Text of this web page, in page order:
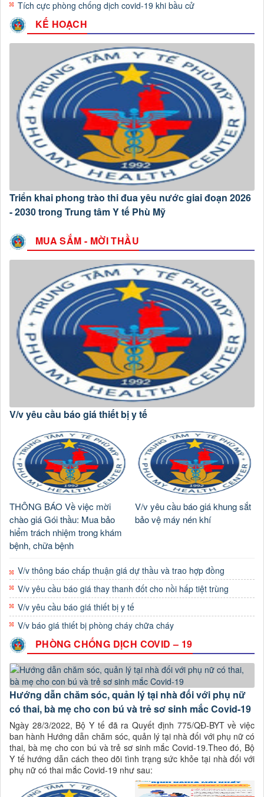
Tích cực phòng chống dịch covid-19 khi bầu cử
KẾ HOẠCH
Triển khai phong trào thi đua yêu nước giai đoạn 2026
- 2030 trong Trung tâm Y tế Phù Mỹ
MUA SẮM - MỜI THẦU
V/v yêu cầu báo giá thiết bị y tế
THÔNG BÁO Về việc mời
chào giá Gói thầu: Mua bảo
hiểm trách nhiệm trong khám
bệnh, chữa bệnh
V/v yêu cầu báo giá khung sắt
bảo vệ máy nén khí
V/v thông báo chấp thuận giá dự thầu và trao hợp đồng
V/v yêu cầu báo giá thay thanh đốt cho nồi hấp tiệt trùng
V/v yêu cầu báo giá thiết bị y tế
V/v báo giá thiết bị phòng cháy chữa cháy
PHÒNG CHỐNG DỊCH COVID – 19
Hướng dẫn chăm sóc, quản lý tại nhà đối với phụ nữ
có thai, bà mẹ cho con bú và trẻ sơ sinh mắc Covid-19
Ngày 28/3/2022, Bộ Y tế đã ra Quyết định 775/QĐ-BYT về việc
ban hành Hướng dẫn chăm sóc, quản lý tại nhà đối với phụ nữ có
thai, bà mẹ cho con bú và trẻ sơ sinh mắc Covid-19.Theo đó, Bộ
Y tế hướng dẫn cách theo dõi tình trạng sức khỏe tại nhà đối với
phụ nữ có thai mắc Covid-19 như sau: